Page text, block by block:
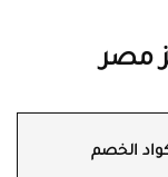
مصر
الخصم